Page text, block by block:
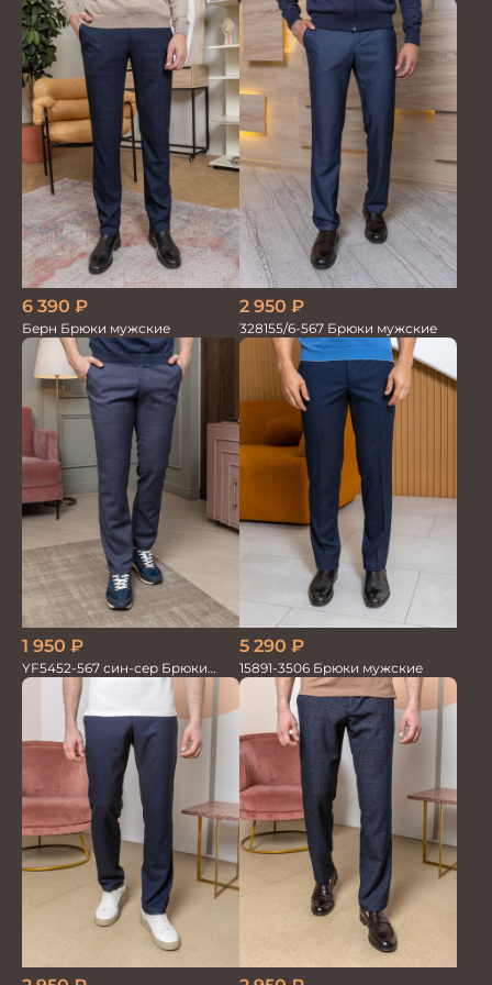
парламент
6 390 ₽
Берн Брюки мужские
2 950 ₽
328155/6-567 Брюки мужские
1 950 ₽
YF5452-567 син-сер Брюки
мужские
5 290 ₽
15891-3506 Брюки мужские